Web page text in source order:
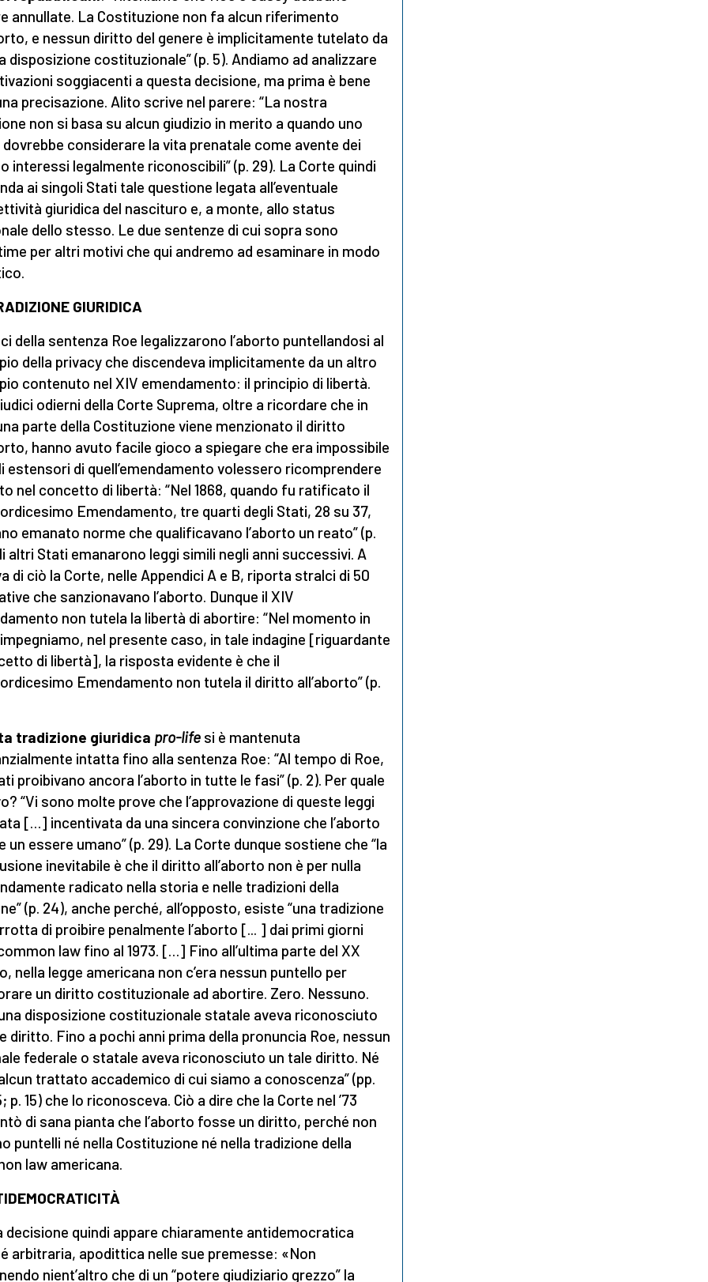
annullate. La Costituzione non fa alcun riferimento
e nessun diritto del genere è implicitamente tutelato da
disposizione costituzionale” (p. 5). Andiamo ad analizzare
soggiacenti a questa decisione, ma prima è bene
precisazione. Alito scrive nel parere: “La nostra
non si basa su alcun giudizio in merito a quando uno
considerare la vita prenatale come avente dei
interessi legalmente riconoscibili” (p. 29). La Corte quindi
ai singoli Stati tale questione legata all’eventuale
giuridica del nascituro e, a monte, allo status
dello stesso. Le due sentenze di cui sopra sono
per altri motivi che qui andremo ad esaminare in modo
GIURIDICA
della sentenza Roe legalizzarono l’aborto puntellandosi al
della privacy che discendeva implicitamente da un altro
contenuto nel XIV emendamento: il principio di libertà.
odierni della Corte Suprema, oltre a ricordare che in
parte della Costituzione viene menzionato il diritto
hanno avuto facile gioco a spiegare che era impossibile
estensori di quell’emendamento volessero ricomprendere
nel concetto di libertà: “Nel 1868, quando fu ratificato il
Emendamento, tre quarti degli Stati, 28 su 37,
emanato norme che qualificavano l’aborto un reato” (p.
altri Stati emanarono leggi simili negli anni successivi. A
di ciò la Corte, nelle Appendici A e B, riporta stralci di 50
che sanzionavano l’aborto. Dunque il XIV
non tutela la libertà di abortire: “Nel momento in
nel presente caso, in tale indagine [riguardante
di libertà], la risposta evidente è che il
Emendamento non tutela il diritto all’aborto” (p.
tradizione giuridica pro-life si è mantenuta
intatta fino alla sentenza Roe: “Al tempo di Roe,
proibivano ancora l’aborto in tutte le fasi” (p. 2). Per quale
“Vi sono molte prove che l’approvazione di queste leggi
[…] incentivata da una sincera convinzione che l’aborto
un essere umano” (p. 29). La Corte dunque sostiene che “la
inevitabile è che il diritto all’aborto non è per nulla
radicato nella storia e nelle tradizioni della
(p. 24), anche perché, all’opposto, esiste “una tradizione
di proibire penalmente l’aborto [... ] dai primi giorni
law fino al 1973. […] Fino all’ultima parte del XX
nella legge americana non c’era nessun puntello per
un diritto costituzionale ad abortire. Zero. Nessuno.
disposizione costituzionale statale aveva riconosciuto
diritto. Fino a pochi anni prima della pronuncia Roe, nessun
federale o statale aveva riconosciuto un tale diritto. Né
trattato accademico di cui siamo a conoscenza” (pp.
p. 15) che lo riconosceva. Ciò a dire che la Corte nel ’73
di sana pianta che l’aborto fosse un diritto, perché non
puntelli né nella Costituzione né nella tradizione della
law americana.
decisione quindi appare chiaramente antidemocratica
arbitraria, apodittica nelle sue premesse: «Non
nient’altro che di un “potere giudiziario grezzo” la